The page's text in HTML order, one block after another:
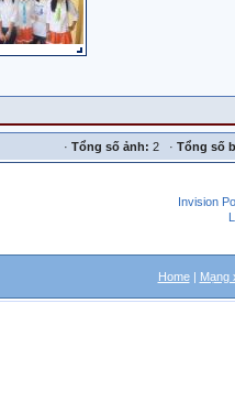
· Tổng số ảnh: 2 · Tổng số
Invision
Home| Mạng